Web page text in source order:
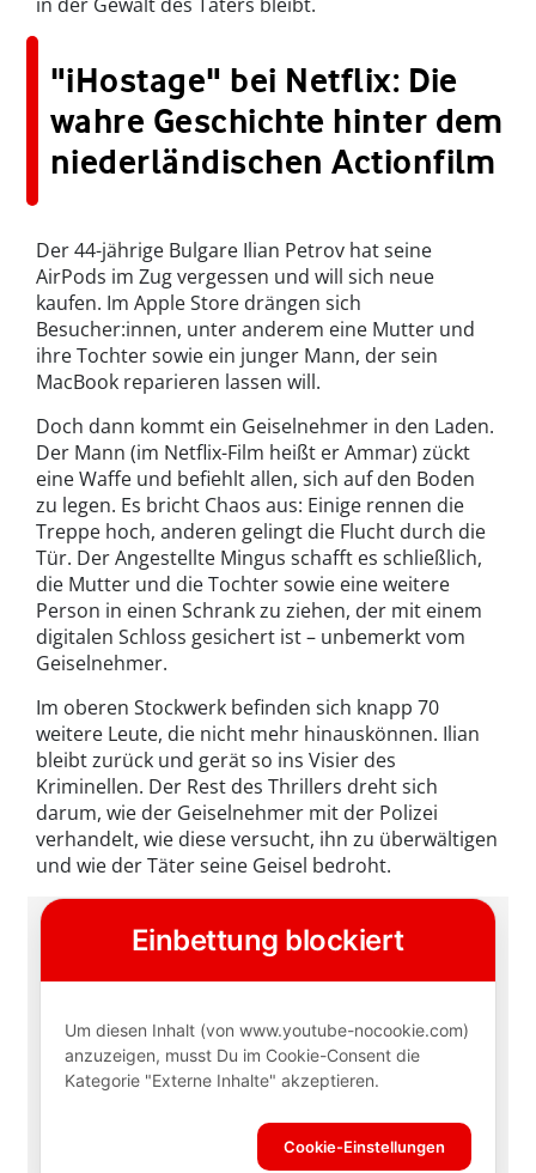
"iHostage" bei Netflix: Die
wahre Geschichte hinter dem
niederländischen Actionfilm
Der 44-jährige Bulgare Ilian Petrov hat seine
AirPods im Zug vergessen und will sich neue
kaufen. Im Apple Store drängen sich
Besucher:innen, unter anderem eine Mutter und
ihre Tochter sowie ein junger Mann, der sein
MacBook reparieren lassen will.
Doch dann kommt ein Geiselnehmer in den Laden.
Der Mann (im Netflix-Film heißt er Ammar) zückt
eine Waffe und befiehlt allen, sich auf den Boden
zu legen. Es bricht Chaos aus: Einige rennen die
Treppe hoch, anderen gelingt die Flucht durch die
Tür. Der Angestellte Mingus schafft es schließlich,
die Mutter und die Tochter sowie eine weitere
Person in einen Schrank zu ziehen, der mit einem
digitalen Schloss gesichert ist – unbemerkt vom
Geiselnehmer.
Im oberen Stockwerk befinden sich knapp 70
weitere Leute, die nicht mehr hinauskönnen. Ilian
bleibt zurück und gerät so ins Visier des
Kriminellen. Der Rest des Thrillers dreht sich
darum, wie der Geiselnehmer mit der Polizei
verhandelt, wie diese versucht, ihn zu überwältigen
und wie der Täter seine Geisel bedroht.